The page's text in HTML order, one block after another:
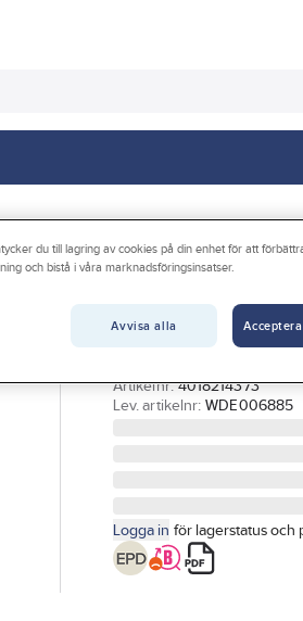
SCHNEIDER ELECTRIC
Vägguttag,
petskydd,
VÄGGUTTAG 2-V JORD
Artikelnr: 4018214373
Lev. artikelnr: WDE006885
Logga in för lagerstatus och
du till lagring av cookies på din enhet för att
och bistå i våra marknadsföringsinsatser.
Avvisa alla